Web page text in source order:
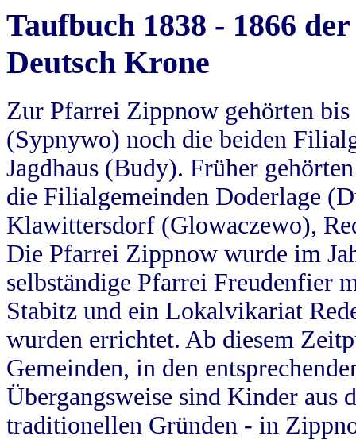
Taufbuch 1838 - 1866
Deutsch Krone
Zur Pfarrei Zippnow gehörten
(Sypnywo) noch die beiden
Jagdhaus (Budy). Früher
die Filialgemeinden Doderlage
Klawittersdorf (Glowaczewo),
Die Pfarrei Zippnow wurde im
selbständige Pfarrei Freudenfier
Stabitz und ein Lokalvikariat
wurden errichtet. Ab diesem
Gemeinden, in den
Übergangsweise sind Kinder aus
traditionellen Gründen - in